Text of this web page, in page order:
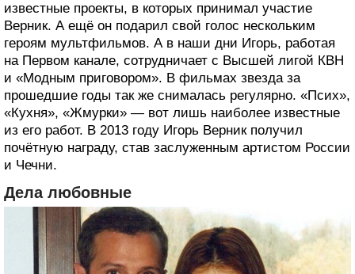
известные проекты, в которых принимал участие
Верник. А ещё он подарил свой голос нескольким
героям мультфильмов. А в наши дни Игорь, работая
на Первом канале, сотрудничает с Высшей лигой КВН
и «Модным приговором». В фильмах звезда за
прошедшие годы так же снималась регулярно. «Псих»,
«Кухня», «Жмурки» — вот лишь наиболее известные
из его работ. В 2013 году Игорь Верник получил
почётную награду, став заслуженным артистом России
и Чечни.
Дела любовные